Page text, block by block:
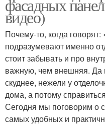
фасадных
видео)
Почему-то, когда
подразумевают именно
стоит забывать и про
важную, чем внешняя. Да
скуднее, нежели у
дома, а потому
Сегодня мы поговорим о
самых удобных и